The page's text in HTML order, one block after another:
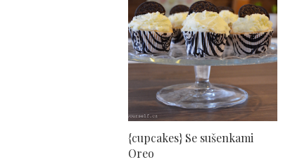
{cupcakes} Se sušenkami
Oreo